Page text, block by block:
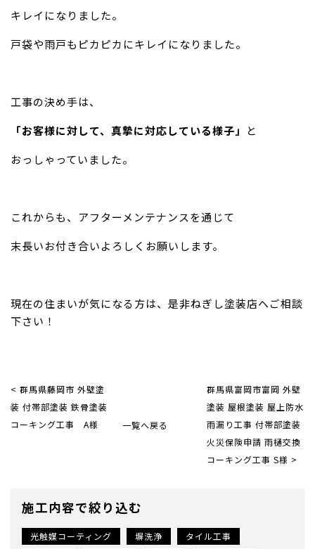
キレイになりました。
戸袋や雨戸もピカピカにキレイになりました。
工事の決め手は、
「お客様に対して、真摯に対応している様子」
と
おっしゃっていました。
これからも、アフターメンテナンスを通じて
末長いお付き合いよろしくお願いします。
現在の住まいが気になる方は、是非ねぎし塗装店へご相談
下さい！
< 群馬県藤岡市 外壁塗
装 付帯部塗装 鉄骨塗装
コーキング工事 A様
群馬県富岡市富岡 外壁
塗装 屋根塗装 屋上防水
雨漏り工事 付帯部塗装
火災保険申請 雨樋交換
コーキング工事 S様 >
一覧へ戻る
施工内容で絞り込む
光触媒コーティング 塀洗浄
タイル工事